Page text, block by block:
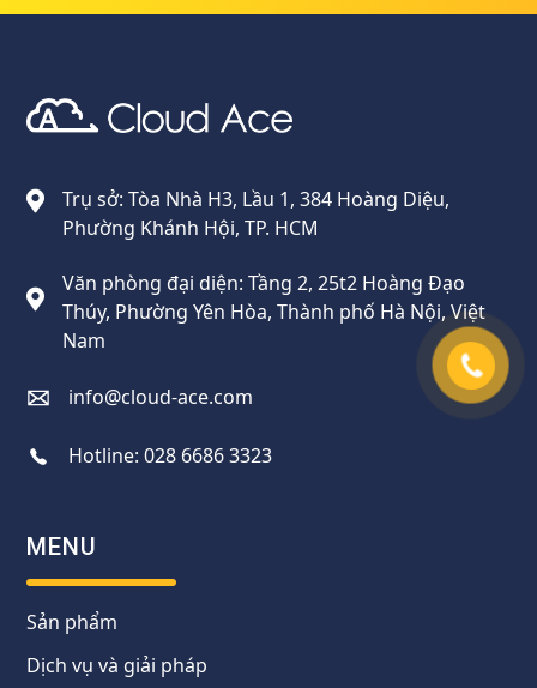
Trụ sở: Tòa Nhà H3, Lầu 1, 384 Hoàng Diệu,
Phường Khánh Hội, TP. HCM
Văn phòng đại diện: Tầng 2, 25t2 Hoàng Đạo
Thúy, Phường Yên Hòa, Thành phố Hà Nội, Việt
Nam
info@cloud-ace.com
Hotline:028 6686 3323
MENU
Sản phẩm
Dịch vụ và giải pháp